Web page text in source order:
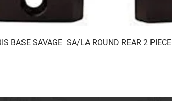
BASE SAVAGE  SA/LA ROUND REAR 2 PIECE